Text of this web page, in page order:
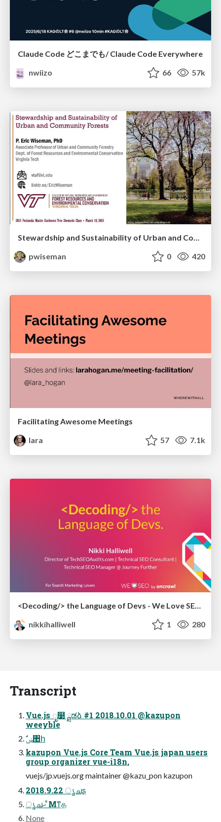
Claude Code どこまでも/ Claude Code Everywhere
nwiizo
66 57k
Stewardship and Sustainability of Urban and Community Forests
pwiseman
0 420
Facilitating Awesome Meetings
lara
57 7.1k
nikkihalliwell
1 280
Transcript
Vue.js ೖ໳ ྠಡձ #1 2018.10.01 @kazupon
weeyble
ࣗݾ঺հ
kazupon Vue.js Core Team Vue.js japan users
group organizer vue-i18n,
vuejs/jp.vuejs.org maintainer @kazu_pon kazupon
2018.9.22 ൃചʂ
ൃചޙ ͦΜͳத
None